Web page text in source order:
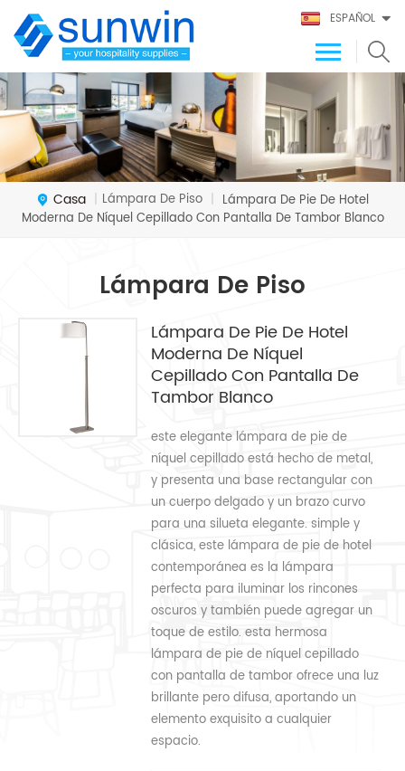
ESPAÑOL
Casa | Lámpara De Piso | Lámpara De Pie De Hotel
Moderna De Níquel Cepillado Con Pantalla De Tambor Blanco
Lámpara De Piso
Lámpara De Pie De Hotel
Moderna De Níquel
Cepillado Con Pantalla De
Tambor Blanco
este elegante lámpara de pie de
níquel cepillado está hecho de metal,
y presenta una base rectangular con
un cuerpo delgado y un brazo curvo
para una silueta elegante. simple y
clásica, este lámpara de pie de hotel
contemporánea es la lámpara
perfecta para iluminar los rincones
oscuros y también puede agregar un
toque de estilo. esta hermosa
lámpara de pie de níquel cepillado
con pantalla de tambor ofrece una luz
brillante pero difusa, aportando un
elemento exquisito a cualquier
espacio.